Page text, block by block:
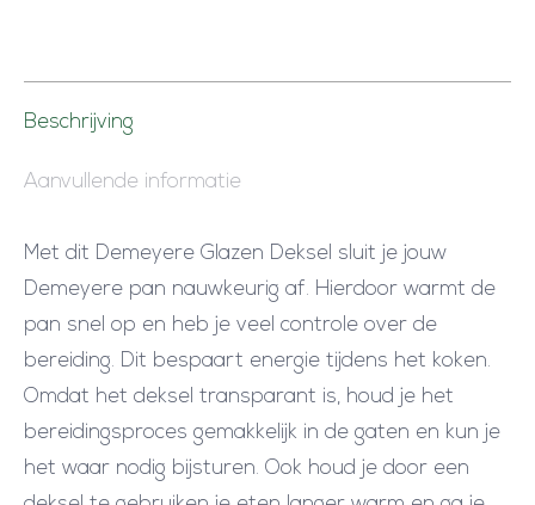
Beschrijving
Aanvullende informatie
Met dit Demeyere Glazen Deksel sluit je jouw
Demeyere pan nauwkeurig af. Hierdoor warmt de
pan snel op en heb je veel controle over de
bereiding. Dit bespaart energie tijdens het koken.
Omdat het deksel transparant is, houd je het
bereidingsproces gemakkelijk in de gaten en kun je
het waar nodig bijsturen. Ook houd je door een